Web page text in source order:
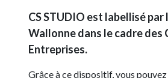
CS STUDIO est labellisé par
Wallonne dans le cadre des
Entreprises.
Grâce à ce dispositif, vous